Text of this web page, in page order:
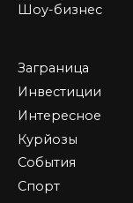
Шоу-бизнес
Заграница
Инвестиции
Интересное
Курйозы
События
Спорт